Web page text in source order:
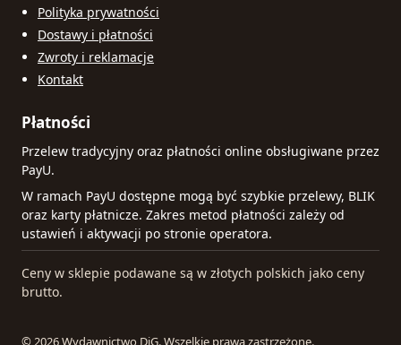
Polityka prywatności
Dostawy i płatności
Zwroty i reklamacje
Kontakt
Płatności
Przelew tradycyjny oraz płatności online obsługiwane przez
PayU.
W ramach PayU dostępne mogą być szybkie przelewy, BLIK
oraz karty płatnicze. Zakres metod płatności zależy od
ustawień i aktywacji po stronie operatora.
Ceny w sklepie podawane są w złotych polskich jako ceny
brutto.
© 2026 Wydawnictwo DiG. Wszelkie prawa zastrzeżone.